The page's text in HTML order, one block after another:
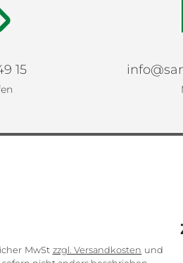
15
MwSt zzgl. Versandkosten und